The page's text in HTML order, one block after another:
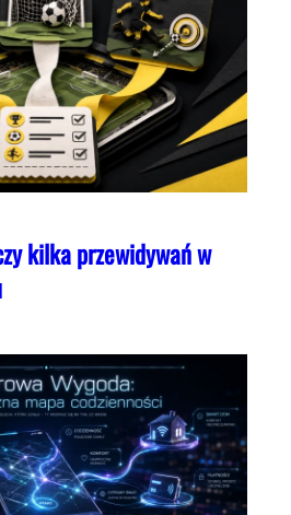
kilka przewidywań w